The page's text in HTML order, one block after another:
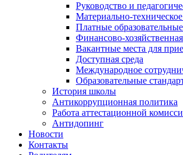
Руководство и
Материально-
Платные
Финансово-
Вакантные места для
Доступная среда
Международное
Образовательные
История школы
Антикоррупционная политика
Работа аттестационной
Антидопинг
Новости
Контакты